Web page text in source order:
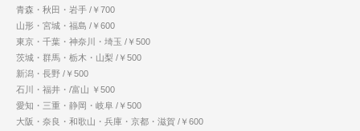
青森・秋田・岩手 /￥700
山形・宮城・福島 /￥600
東京・千葉・神奈川・埼玉 /￥500
茨城・群馬・栃木・山梨 /￥500
新潟・長野 /￥500
石川・福井・/富山 ￥500
愛知・三重・静岡・岐阜 /￥500
大阪・奈良・和歌山・兵庫・京都・滋賀 /￥600